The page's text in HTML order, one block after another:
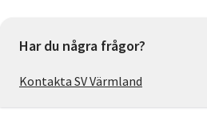
Har du några frågor?
Kontakta SV Värmland